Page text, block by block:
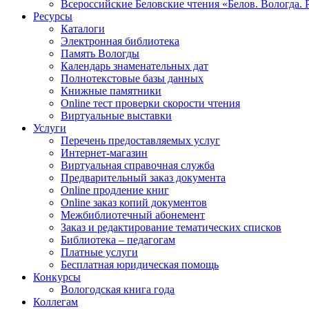
Всероссийские Беловские чтения «Белов. Вологда.
Ресурсы
Каталоги
Электронная библиотека
Память Вологды
Календарь знаменательных дат
Полнотекстовые базы данных
Книжные памятники
Online тест проверки скорости чтения
Виртуальные выставки
Услуги
Перечень предоставляемых услуг
Интернет-магазин
Виртуальная справочная служба
Предварительный заказ документа
Online продление книг
Online заказ копий документов
Межбиблиотечный абонемент
Заказ и редактирование тематических списков
Библиотека – педагогам
Платные услуги
Бесплатная юридическая помощь
Конкурсы
Вологодская книга года
Коллегам